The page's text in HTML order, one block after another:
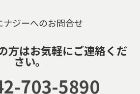
ナジーへのお問合せ
方はお気軽にご連絡くだ
さい。